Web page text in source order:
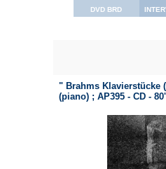
DVD BRD
" Brahms Klavierstücke
(piano) ; AP395 - CD -